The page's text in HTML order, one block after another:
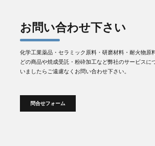
お問い合わせ下さい
化学工業薬品・セラミック原料・研磨材料・耐火物原
どの商品や焼成受託・粉砕加工など弊社のサービスに
いましたらご遠慮なくお問い合わせ下さい。
問合せフォーム